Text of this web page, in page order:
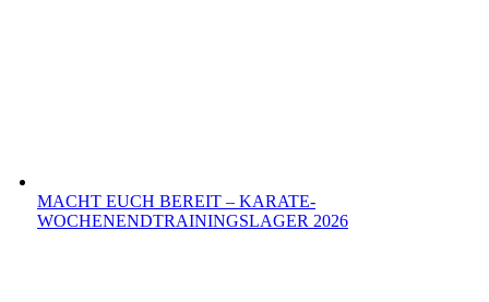
MACHT EUCH BEREIT – KARATE-
WOCHENENDTRAININGSLAGER 2026